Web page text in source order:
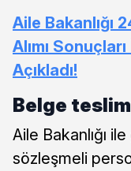
Aile Bakanlığı
Alımı
Açıkladı!
Belge
Aile Bakanlığı
sözleşmeli